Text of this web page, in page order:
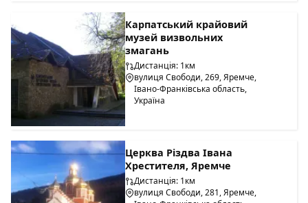
Карпатський крайовий
музей визвольних
змагань
Дистанція: 1км
вулиця Свободи, 269, Яремче,
Івано-Франківська область,
Україна
Церква Різдва Івана
Хрестителя, Яремче
Дистанція: 1км
вулиця Свободи, 281, Яремче,